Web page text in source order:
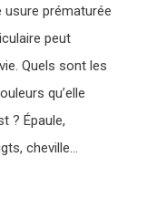
usure prématurée
peut
Quels sont les
qu’elle
? Épaule,
cheville…